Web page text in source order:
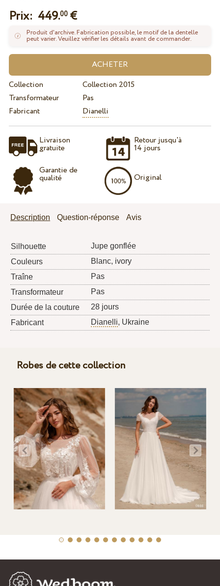
Prix: 449.00€
Produit d'archive. Fabrication possible, le motif de la dentelle
peut varier. Veuillez vérifier les détails avant de commander.
Collection
Collection 2015
Transformateur
Pas
Fabricant
Dianelli
Livraison
gratuite
Garantie de
qualité
Retour jusqu'à
14 jours
Original
Description Question-réponse Avis
Silhouette
Jupe gonflée
Couleurs
Blanc, ivory
Traîne
Pas
Transformateur
Pas
Durée de la couture
28 jours
Fabricant
Dianelli, Ukraine
Robes de cette collection